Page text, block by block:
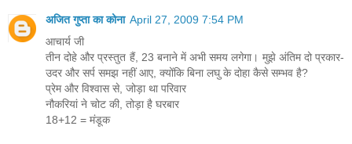
अजित गुप्ता का कोना April 27, 2009 7:54 PM
आचार्य जी
तीन दोहे और प्रस्‍तुत हैं, 23 बनाने में अभी समय लगेगा। मुझे अंतिम दो प्रकार-
उदर और सर्प समझ नहीं आए, क्‍योंकि बिना लघु के दोहा कैसे सम्‍भव है?
प्रेम और विश्‍वास से, जोड़ा था परिवार
नौकरियां ने चोट की, तोड़ा है घरबार
18+12 = मंडूक